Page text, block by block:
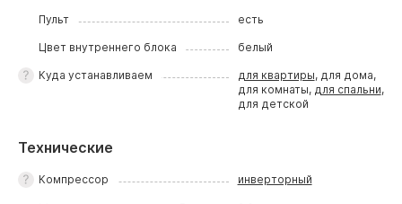
Пульт есть
Цвет внутреннего блока белый
Куда устанавливаем для квартиры, для дома,
для комнаты, для спальни,
для детской
Технические
Компрессор инверторный